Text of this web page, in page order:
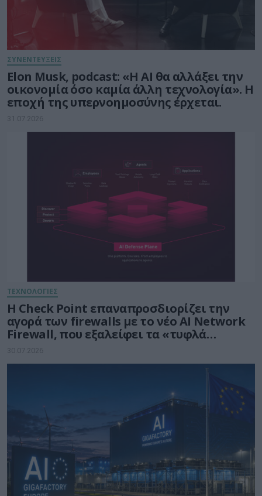
ΣΥΝΕΝΤΕΥΞΕΙΣ
Elon Musk, podcast: «Η AI θα αλλάξει την
οικονομία όσο καμία άλλη τεχνολογία». Η
εποχή της υπερνοημοσύνης έρχεται.
31.07.2026
ΤΕΧΝΟΛΟΓΙΕΣ
Η Check Point επαναπροσδιορίζει την
αγορά των firewalls με το νέο AI Network
Firewall, που εξαλείφει τα «τυφλά
σημεία» της Τεχνητής Νοημοσύνης σε
κάθε δίκτυο
30.07.2026